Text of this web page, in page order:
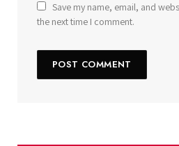
Save my name, email, and
the next time I comment.